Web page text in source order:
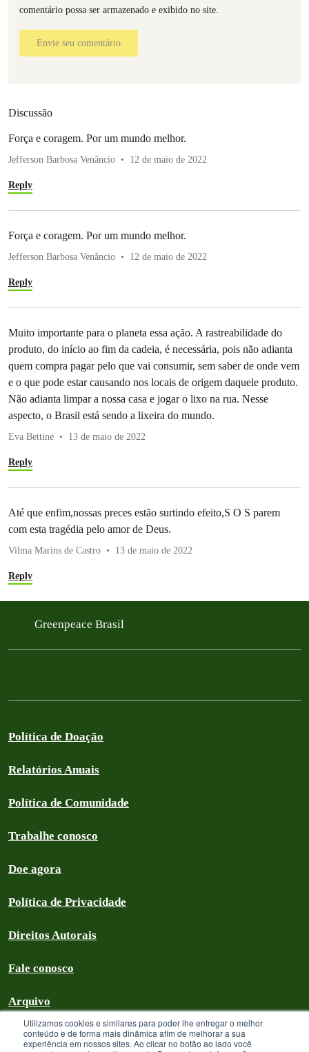
Utilizamos cookies e similares para poder lhe entregar o melhor
conteúdo e de forma mais dinâmica afim de melhorar a sua
experiência em nossos sites. Ao clicar no botão ao lado você
comentário possa ser armazenado e exibido no site.
Envie seu comentário
Discussão
Força e coragem. Por um mundo melhor.
Jefferson Barbosa Venâncio 12 de maio de 2022
Reply
Força e coragem. Por um mundo melhor.
Jefferson Barbosa Venâncio 12 de maio de 2022
Reply
Muito importante para o planeta essa ação. A rastreabilidade do
produto, do início ao fim da cadeia, é necessária, pois não adianta
quem compra pagar pelo que vai consumir, sem saber de onde vem
e o que pode estar causando nos locais de origem daquele produto.
Não adianta limpar a nossa casa e jogar o lixo na rua. Nesse
aspecto, o Brasil está sendo a lixeira do mundo.
Eva Bettine 13 de maio de 2022
Reply
Até que enfim,nossas preces estão surtindo efeito,S O S parem
com esta tragédia pelo amor de Deus.
Vilma Marins de Castro 13 de maio de 2022
Reply
Greenpeace Brasil
Política de Doação
Relatórios Anuais
Política de Comunidade
Trabalhe conosco
Doe agora
Política de Privacidade
Direitos Autorais
Fale conosco
Arquivo